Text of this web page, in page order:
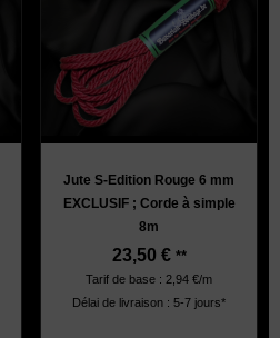
Jute S-Edition Rouge 6 mm
EXCLUSIF ; Corde à simple
8m
23,50 € **
Tarif de base : 2,94 €/m
Délai de livraison : 5-7 jours*